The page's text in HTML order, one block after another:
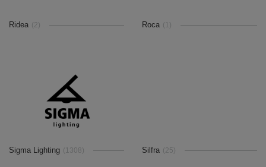
Ridea (2) Roca (1)
Sigma Lighting (1308) Silfra (25)